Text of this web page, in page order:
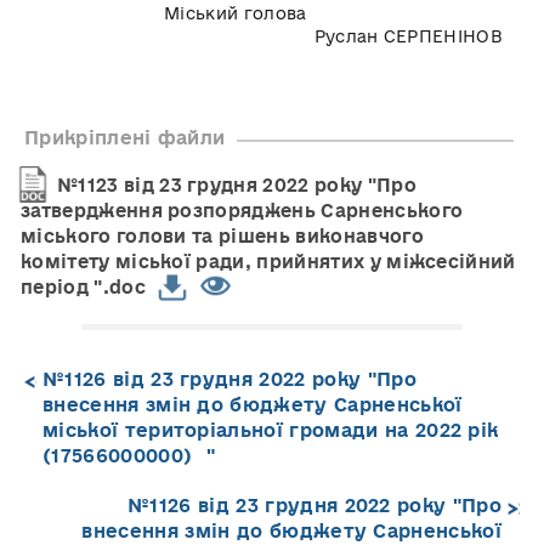
Міський голова
Руслан СЕРПЕНІНОВ
Прикріплені файли
№1123 від 23 грудня 2022 року "Про
затвердження розпоряджень Сарненського
міського голови та рішень виконавчого
комітету міської ради, прийнятих у міжсесійний
період ".doc
№1126 від 23 грудня 2022 року "Про
внесення змін до бюджету Сарненської
міської територіальної громади на 2022 рік
(17566000000) "
№1126 від 23 грудня 2022 року "Про
внесення змін до бюджету Сарненської